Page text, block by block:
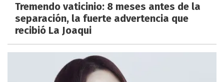
Tremendo vaticinio: 8 meses antes de la
separación, la fuerte advertencia que
recibió La Joaqui